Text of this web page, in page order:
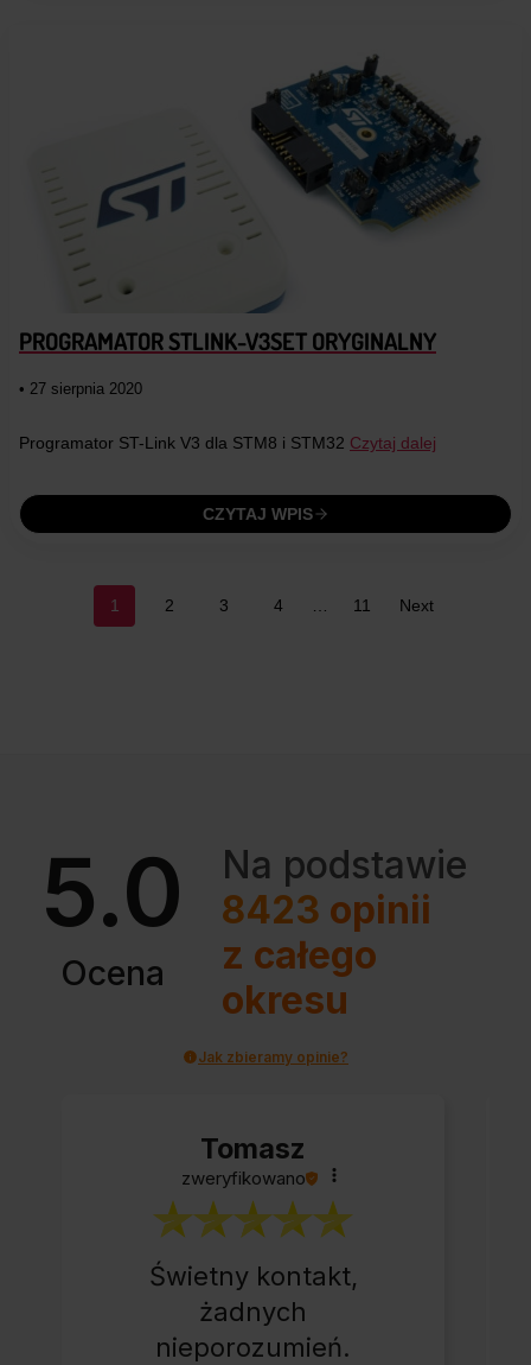
PROGRAMATOR STLINK-V3SET ORYGINALNY
• 27 sierpnia 2020
Programator ST-Link V3 dla STM8 i STM32 Czytaj dalej
CZYTAJ WPIS
POSTS
1 2 3 4 11 Next
5.0
Ocena
Na podstawie
8423 opinii
z całego
okresu
Jak zbieramy opinie?
Tomasz
zweryfikowano
Świetny kontakt,
żadnych
nieporozumień.